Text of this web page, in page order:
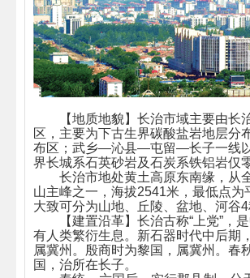
【地质地貌】长治市域主要由长
区，主要为下古生界碳酸盐岩地层
布区；武乡—沁县—屯留—长子一线以
界长城系石英砂岩及石炭系铁铝岩仅
长治市地处黄土高原东南缘，从全
山主峰之一，海拔2541米，最低点
大致可分为山地、丘陵、盆地、河谷4
【建置沿革】长治古称“上党”，是
有人类繁衍生息。新石器时代中后期
属冀州。殷商时为黎国，属冀州。春
国，治所在长子。